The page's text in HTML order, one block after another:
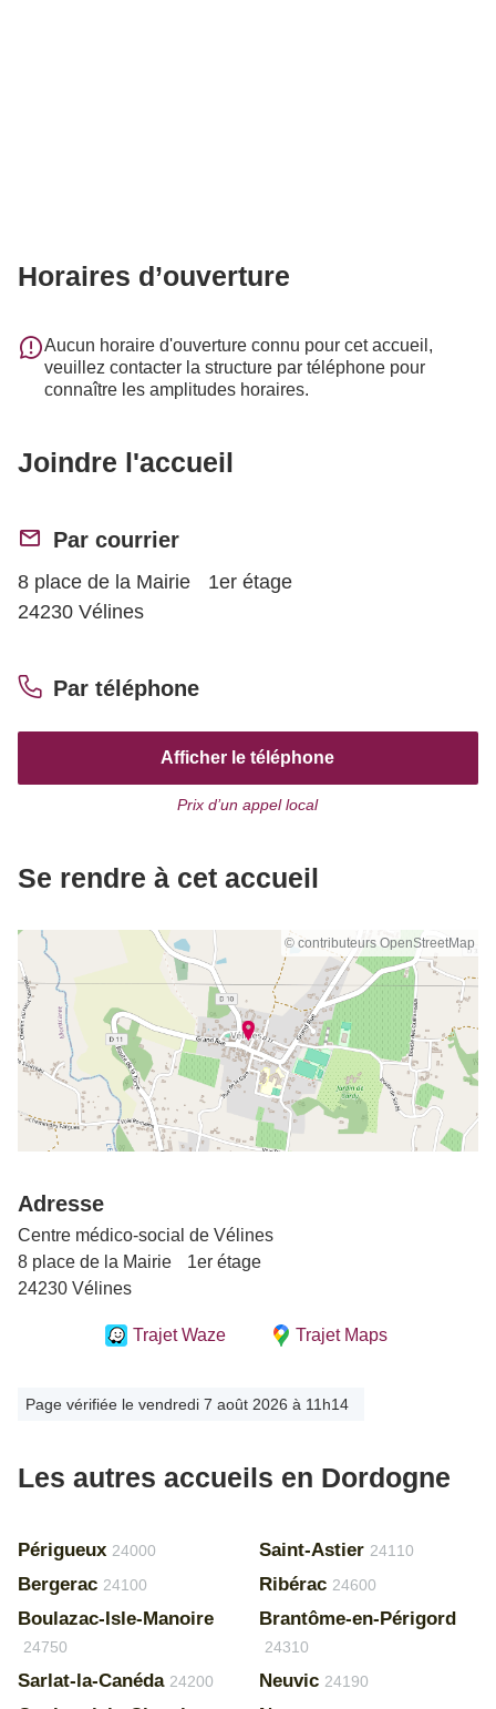
Horaires d’ouverture
Aucun horaire d'ouverture connu pour cet accueil,
veuillez contacter la structure par téléphone pour
connaître les amplitudes horaires.
Joindre l'accueil
Par courrier
8 place de la Mairie 1er étage
24230 Vélines
Par téléphone
Afficher le téléphone
Prix d’un appel local
Se rendre à cet accueil
© contributeurs OpenStreetMap
Adresse
Centre médico-social de Vélines
8 place de la Mairie 1er étage
24230 Vélines
Trajet Waze Trajet Maps
Page vérifiée le vendredi 7 août 2026 à 11h14
Les autres accueils en Dordogne
Périgueux 24000
Bergerac 24100
Boulazac-Isle-Manoire
24750
Sarlat-la-Canéda 24200
Saint-Astier 24110
Ribérac 24600
Brantôme-en-Périgord
24310
Neuvic 24190